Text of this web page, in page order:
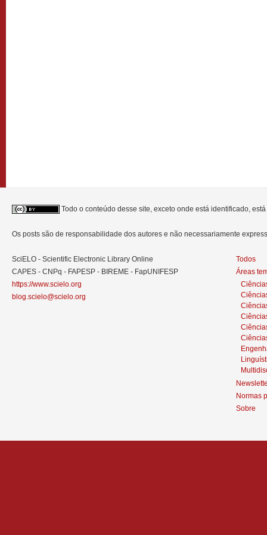
Todo o conteúdo desse site, exceto onde está identificado,
Os posts são de responsabilidade dos autores e não necessariamente
SciELO - Scientific Electronic Library Online
CAPES - CNPq - FAPESP - BIREME - FapUNIFESP
https://www.scielo.org
blog.scielo@scielo.org
Todos
Áreas
Normas
Sobre